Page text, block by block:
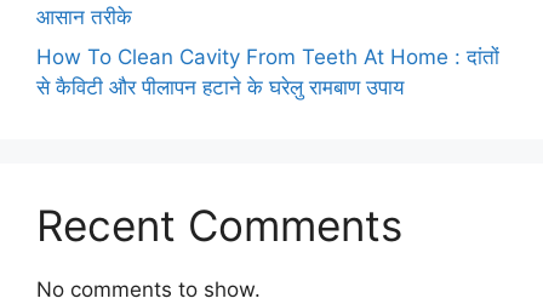
आसान तरीके
How To Clean Cavity From Teeth At Home : दांतों
से कैविटी और पीलापन हटाने के घरेलु रामबाण उपाय
Recent Comments
No comments to show.